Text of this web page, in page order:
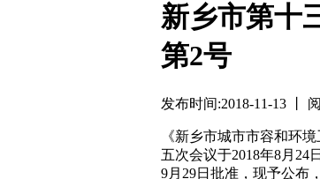
新乡市第十
第2号
发布时间:2018-11-13 丨
《新乡市城市市容和环
五次会议于2018年8月24
9月29日批准，现予公布